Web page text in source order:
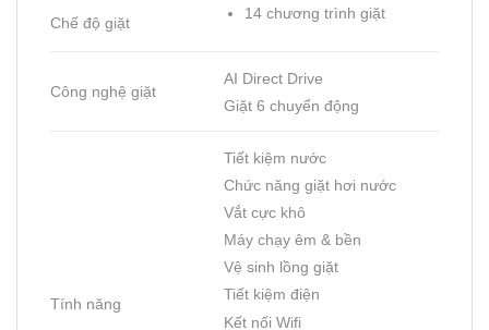
Chế độ giặt
14 chương trình giặt
Công nghệ giặt
AI Direct Drive
Giặt 6 chuyển động
Tính năng
Tiết kiệm nước
Chức năng giặt hơi nước
Vắt cực khô
Máy chạy êm & bền
Vệ sinh lồng giặt
Tiết kiệm điện
Kết nối Wifi